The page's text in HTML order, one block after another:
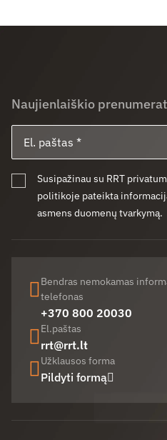
Naujienlaiškio
Susipažinau su RRT
politikoje pateikta
asmens duomenų tvarkymą.
Bendras nemokamas
telefonas
+370 800 20030
El.paštas
rrt@rrt.lt
Užklausos forma
Pildyti formą